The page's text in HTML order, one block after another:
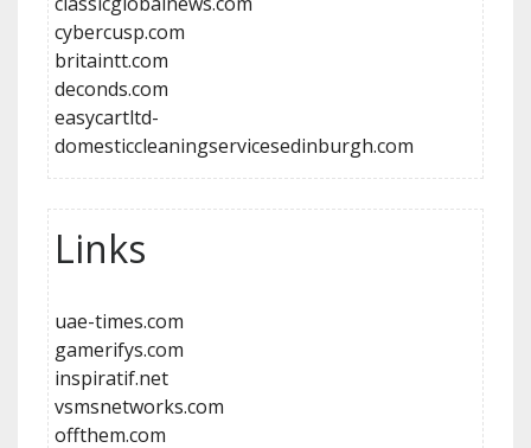
cybercusp.com
britaintt.com
deconds.com
easycartltd-
domesticcleaningservicesedinburgh.com
Links
uae-times.com
gamerifys.com
inspiratif.net
vsmsnetworks.com
offthem.com